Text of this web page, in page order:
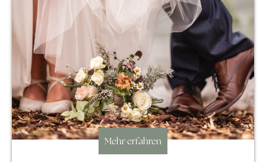
Mehr erfahren